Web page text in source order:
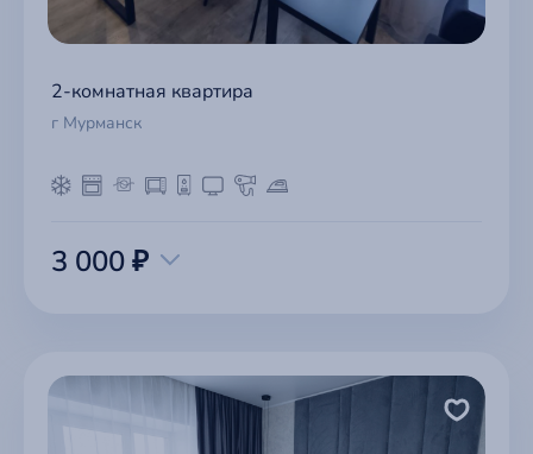
2-комнатная квартира
г Мурманск
3 000 ₽